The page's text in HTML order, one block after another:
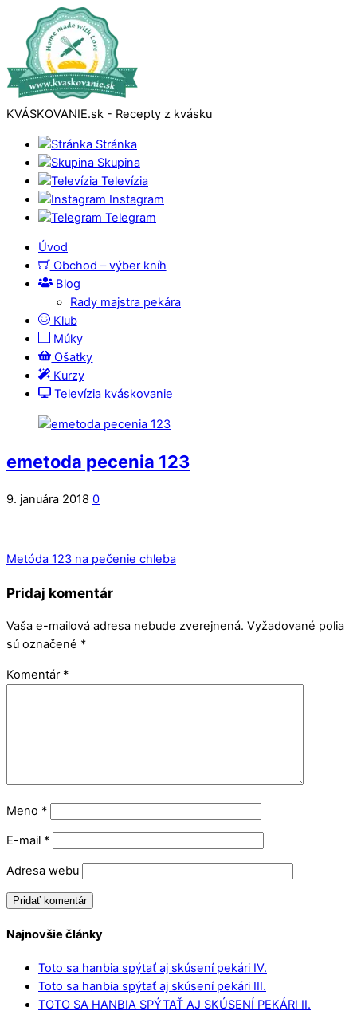
KVÁSKOVANIE.sk - Recepty z kvásku
Stránka
Skupina
Televízia
Instagram
Telegram
Úvod
Obchod – výber kníh
Blog
Rady majstra pekára
Klub
Múky
Ošatky
Kurzy
Televízia kváskovanie
emetoda pecenia 123
9. januára 2018 0
Metóda 123 na pečenie chleba
Pridaj komentár
Vaša e-mailová adresa nebude zverejnená. Vyžadované polia
sú označené *
Komentár *
Meno *
E-mail *
Adresa webu
Najnovšie články
Toto sa hanbia spýtať aj skúsení pekári IV.
Toto sa hanbia spýtať aj skúsení pekári III.
TOTO SA HANBIA SPÝTAŤ AJ SKÚSENÍ PEKÁRI II.